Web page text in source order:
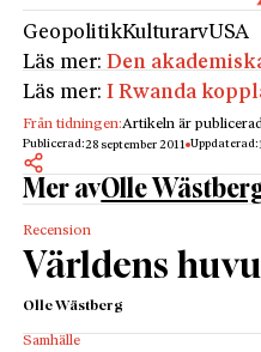
GeopolitikKulturarvUSA
Läs mer:Den
Läs mer:I Rwanda
Från tidningen:Artikeln är
Publicerad:28 september 2011 Uppdaterad:
Mer avOlle
Recension
Världens
Olle Wästberg
Samhälle